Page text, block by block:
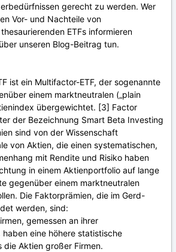
gerecht zu werden. Wer
Vor- und Nachteile von
ETFs informieren
unseren Blog-Beitrag tun.
ist ein Multifactor-ETF, der sogenannte
einem marktneutralen („plain
übergewichtet. [3] Factor
der Bezeichnung Smart Beta Investing
sind von der Wissenschaft
von Aktien, die einen systematischen,
mit Rendite und Risiko haben
in einem Aktienportfolio auf lange
gegenüber einem marktneutralen
Die Faktorprämien, die im Gerd-
werden, sind:
gemessen an ihrer
eine höhere statistische
die Aktien großer Firmen.